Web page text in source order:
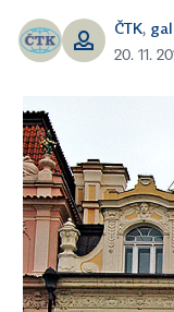
ČTK, gal
20. 11.